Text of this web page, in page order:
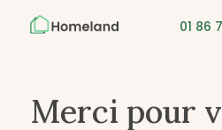
01 86
Merci pour